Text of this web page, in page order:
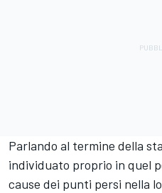
Parlando al termine della
individuato proprio in quel
cause dei punti persi nella